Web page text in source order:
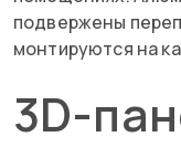
подвержены
монтируются на
3D-